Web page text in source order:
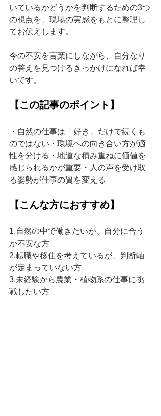
いているかどうかを判断するための3つ
の視点を、現場の実感をもとに整理し
てお伝えします。
今の不安を言葉にしながら、自分なり
の答えを見つけるきっかけになれば幸
いです。
【この記事のポイント】
・自然の仕事は「好き」だけで続くも
のではない・環境への向き合い方が適
性を分ける・地道な積み重ねに価値を
感じられるかが重要・人の声を受け取
る姿勢が仕事の質を変える
【こんな方におすすめ】
1.自然の中で働きたいが、自分に合う
か不安な方
2.転職や移住を考えているが、判断軸
が定まっていない方
3.未経験から農業・植物系の仕事に挑
戦したい方